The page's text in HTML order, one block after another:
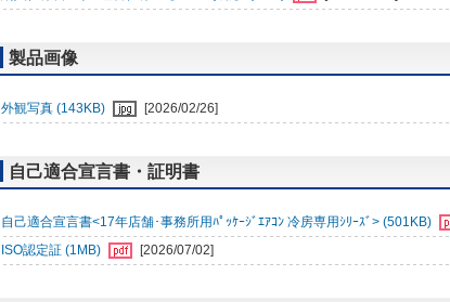
製品画像
外観写真 (143KB) [2026/02/26]
自己適合宣言書・証明書
自己適合宣言書<17年店舗･事務所用ﾊﾟｯｹｰｼﾞｴｱｺﾝ 冷房専用ｼﾘｰｽﾞ> (501KB)
ISO認定証 (1MB)
[2026/07/02]